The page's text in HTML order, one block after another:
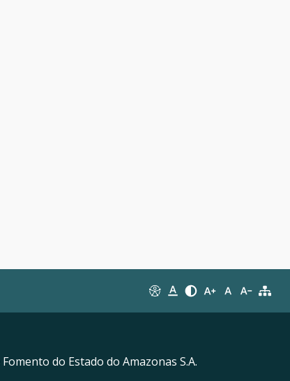
AFEAM
do Estado do Amazonas S.A.